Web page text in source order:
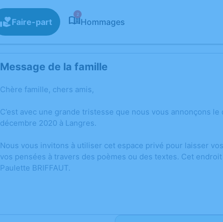
Faire-part
2
Hommages
Message de la famille
Chère famille, chers amis,
C’est avec une grande tristesse que nous vous annonçons
décembre 2020 à Langres.
Nous vous invitons à utiliser cet espace privé pour laisser
vos pensées à travers des poèmes ou des textes. Cet
Paulette BRIFFAUT.